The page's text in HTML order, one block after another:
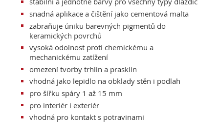
snadná aplikace a čištění jako cementová malta
zabraňuje úniku barevných pigmentů do
keramických povrchů
vysoká odolnost proti chemickému a
mechanickému zatížení
omezení tvorby trhlin a prasklin
vhodná jako lepidlo na obklady stěn i podlah
pro šířku spáry 1 až 15 mm
pro interiér i exteriér
vhodná pro kontakt s potravinami